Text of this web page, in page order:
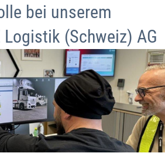
bei unserem
Logistik (Schweiz) AG